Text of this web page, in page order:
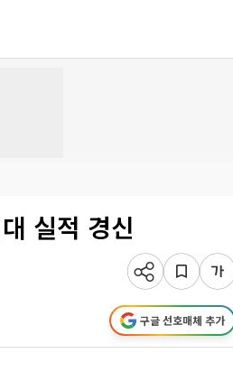
실적 경신
구글 선호매체 추가